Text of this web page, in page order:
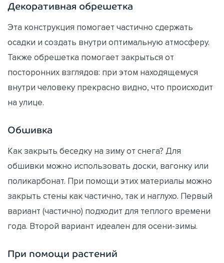
Декоративная обрешетка
Эта конструкция помогает частично сдержать
осадки и создать внутри оптимальную атмосферу.
Также обрешетка помогает закрыться от
посторонних взглядов: при этом находящемуся
внутри человеку прекрасно видно, что происходит
на улице.
Обшивка
Как закрыть беседку на зиму от снега? Для
обшивки можно использовать доски, вагонку или
поликарбонат. При помощи этих материалы можно
закрыть стены как частично, так и наглухо. Первый
вариант (частично) подходит для теплого времени
года. Второй вариант идеален для осени-зимы.
При помощи растений